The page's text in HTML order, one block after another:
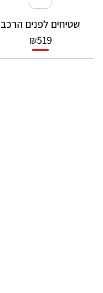
שטיחים לפנים הרכב
₪519